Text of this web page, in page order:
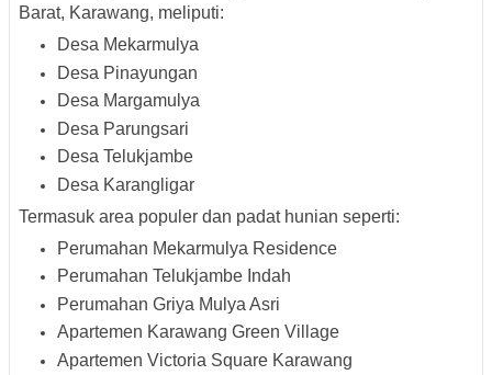
Barat, Karawang, meliputi:
Desa Mekarmulya
Desa Pinayungan
Desa Margamulya
Desa Parungsari
Desa Telukjambe
Desa Karangligar
Termasuk area populer dan padat hunian seperti:
Perumahan Mekarmulya Residence
Perumahan Telukjambe Indah
Perumahan Griya Mulya Asri
Apartemen Karawang Green Village
Apartemen Victoria Square Karawang